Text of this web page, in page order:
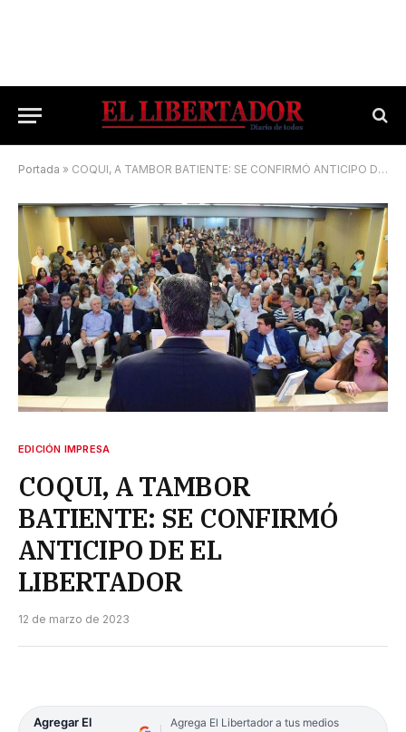
Portada » COQUI, A TAMBOR BATIENTE: SE CONFIRMÓ ANTICIPO DE EL LIBERTADOR
EDICIÓN IMPRESA
COQUI, A TAMBOR
BATIENTE: SE CONFIRMÓ
ANTICIPO DE EL
LIBERTADOR
12 de marzo de 2023
Agregar El
Agrega El Libertador a tus medios